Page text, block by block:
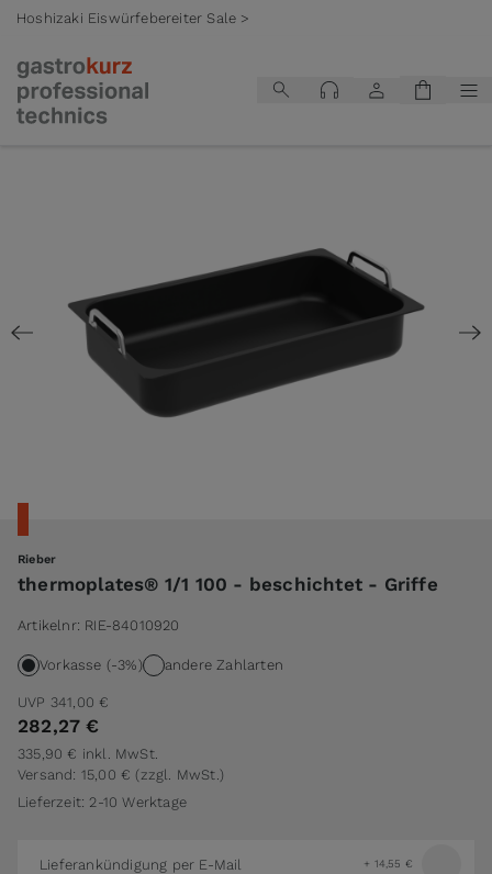
Hoshizaki Eiswürfebereiter Sale >
Rieber
thermoplates® 1/1 100 - beschichtet - Griffe
Artikelnr: RIE-84010920
Vorkasse (-3%) andere Zahlarten
UVP 341,00 €
282,27 €
335,90 € inkl. MwSt.
Versand: 15,00 € (zzgl. MwSt.)
Lieferzeit: 2-10 Werktage
Lieferankündigung per E-Mail + 14,55 €